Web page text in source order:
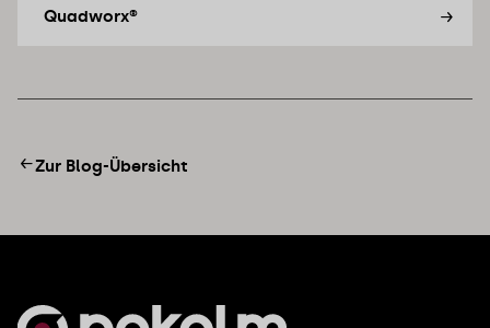
Quadworx®
Zur Blog-Übersicht